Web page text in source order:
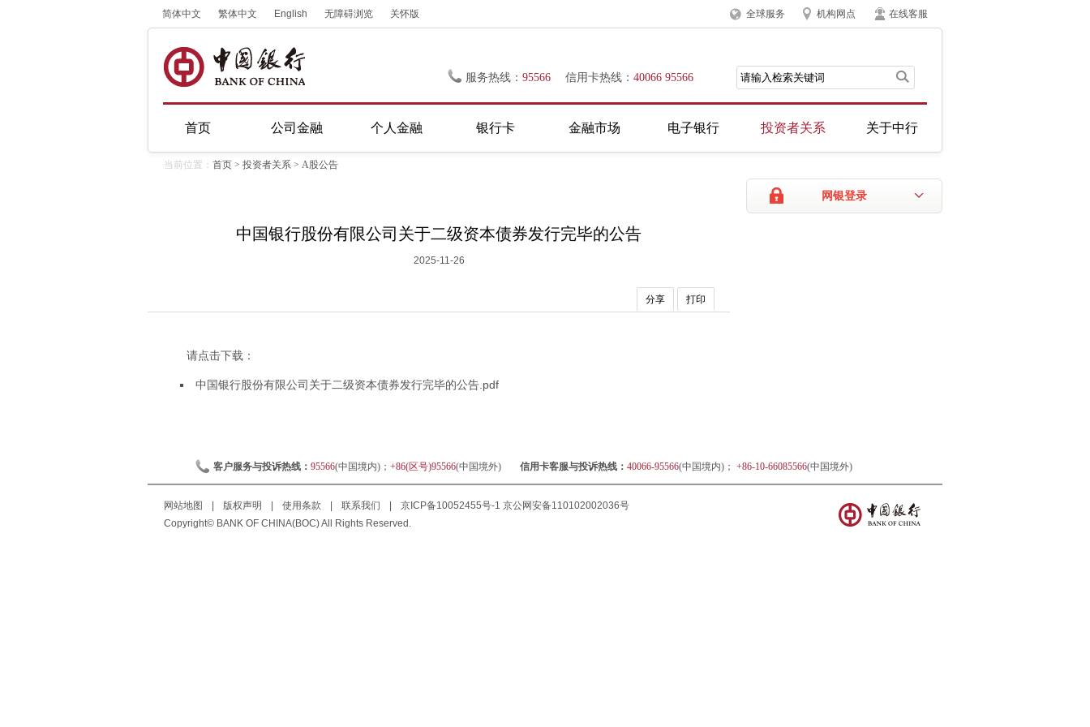
简体中文 繁体中文 English 无障碍浏览 关怀版 全球服务 机构网点 在线客服
服务热线： 95566 信用卡热线： 40066 95566
首页 公司金融 个人金融 银行卡 金融市场 电子银行 投资者关系 关于中行
当前位置： 首页 > 投资者关系 > A股公告
网银登录
中国银行股份有限公司关于二级资本债券发行完毕的公告
2025-11-26
分享 打印
请点击下载：
中国银行股份有限公司关于二级资本债券发行完毕的公告.pdf
客户服务与投诉热线： 95566(中国境内)； +86(区号)95566(中国境外) 信用卡客服与投诉热线： 40066-95566(中国境内)； +86-10-66085566(中国境外)
网站地图 版权声明 使用条款 联系我们 京ICP备10052455号-1 京公网安备110102002036号
Copyright© BANK OF CHINA(BOC) All Rights Reserved.